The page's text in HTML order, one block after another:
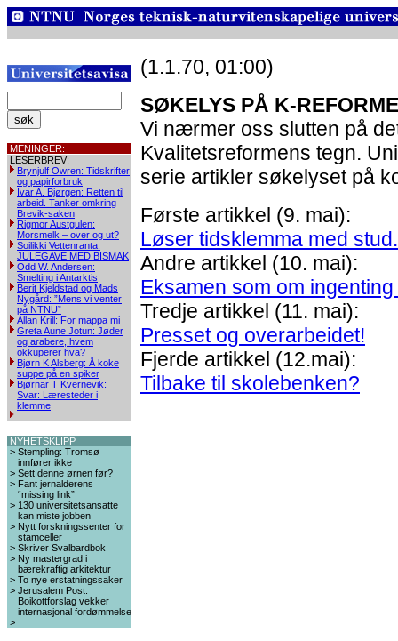
MENINGER:
LESERBREV:
Brynjulf Owren: Tidskrifter
og papirforbruk
Ivar A. Bjørgen: Retten til
arbeid. Tanker omkring
Brevik-saken
Rigmor Austgulen:
Morsmelk – over og ut?
Soilikki Vettenranta:
JULEGAVE MED BISMAK
Odd W. Andersen:
Smelting i Antarktis
Berit Kjeldstad og Mads
Nygård: ”Mens vi venter
på NTNU”
Allan Krill: For mappa mi
Greta Aune Jotun: Jøder
og arabere, hvem
okkuperer hva?
Bjørn K Alsberg: Å koke
suppe på en spiker
Bjørnar T Kvernevik:
Svar: Læresteder i
klemme
NYHETSKLIPP
> Stempling: Tromsø
innfører ikke
> Sett denne ørnen før?
> Fant jernalderens
“missing link”
> 130 universitetsansatte
kan miste jobben
> Nytt forskningssenter for
stamceller
> Skriver Svalbardbok
> Ny mastergrad i
bærekraftig arkitektur
> To nye erstatningssaker
> Jerusalem Post:
Boikottforslag vekker
internasjonal fordømmelse
>
(1.1.70, 01:00)
SØKELYS PÅ K-
Vi nærmer oss slutten på
Kvalitetsreformens tegn.
serie artikler søkelyset på
Første artikkel (9. mai):
Løser tidsklemma med
Andre artikkel (10. mai):
Eksamen som om
Tredje artikkel (11. mai):
Presset og overarbeidet!
Fjerde artikkel (12.mai):
Tilbake til skolebenken?